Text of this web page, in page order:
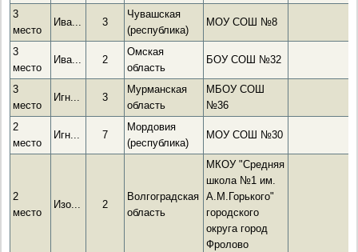
3
место
Ива... 3
Чувашская
(республика)
МОУ СОШ №8
3
место
Ива... 2
Омская
область
БОУ СОШ №32
3
место
Игн... 3
Мурманская
область
МБОУ СОШ
№36
2
место
Игн... 7
Мордовия
(республика)
МОУ СОШ №30
2
место
Изо... 2
Волгоградская
область
МКОУ "Средняя
школа №1 им.
А.М.Горького"
городского
округа город
Фролово